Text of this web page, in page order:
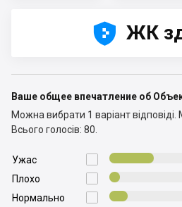




 ЖК
Ваше общее впечатление об
Можна вибрати 1 варіант відповіді.
Всього голосів: 80.

Ужас

Плохо

Нормально